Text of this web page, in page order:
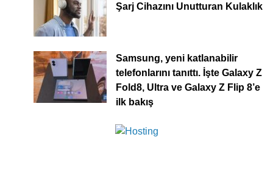
Şarj Cihazını Unutturan Kulaklık
Samsung, yeni katlanabilir
telefonlarını tanıttı. İşte Galaxy Z
Fold8, Ultra ve Galaxy Z Flip 8’e
ilk bakış